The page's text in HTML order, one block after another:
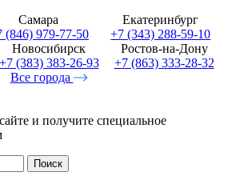
Самара
(846) 979-77-50
Екатеринбург
+7 (343) 288-59-10
Новосибирск
+7 (383) 383-26-93
Ростов-на-Дону
+7 (863) 333-28-32
Все города
и получите специальное
Поиск